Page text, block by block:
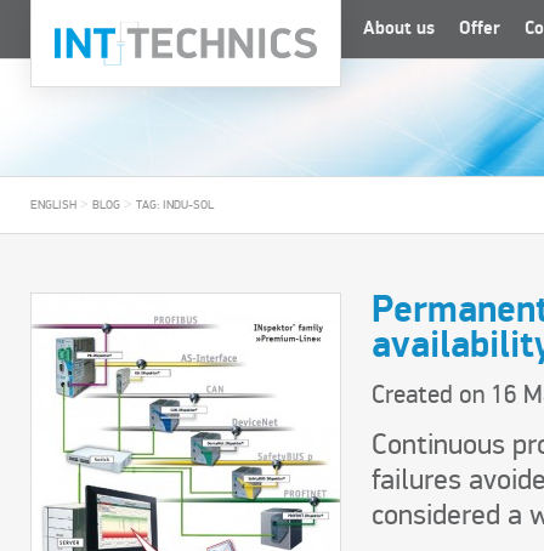
About us Offer
ENGLISH > BLOG > TAG: INDU-SOL
Created on 16
Continuous
failures
considered a